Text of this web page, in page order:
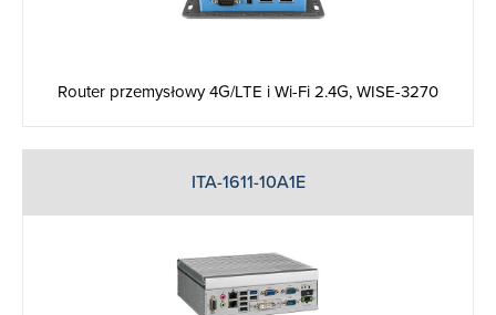
Router przemysłowy 4G/LTE i Wi-Fi 2.4G, WISE-3270
ITA-1611-10A1E